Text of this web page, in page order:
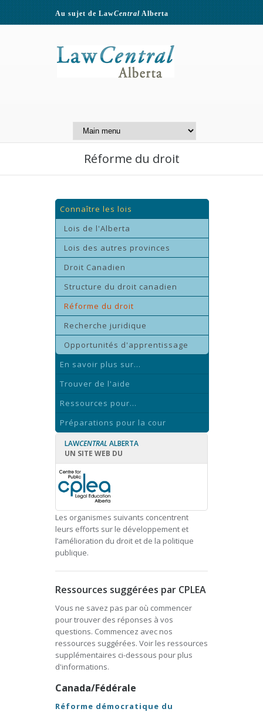
Au sujet de LawCentralAlberta
Réforme du droit
Connaître les lois
Lois de l'Alberta
Lois des autres provinces
Droit Canadien
Structure du droit canadien
Réforme du droit
Recherche juridique
Opportunités d'apprentissage
En savoir plus sur...
Trouver de l'aide
Ressources pour...
Préparations pour la cour
LAWCENTRAL ALBERTA
UN SITE WEB DU
Les organismes suivants concentrent
leurs efforts sur le développement et
l’amélioration du droit et de la politique
publique.
Ressources suggérées par CPLEA
Vous ne savez pas par où commencer
pour trouver des réponses à vos
questions. Commencez avec nos
ressources suggérées. Voir les ressources
supplémentaires ci-dessous pour plus
d'informations.
Canada/Fédérale
Réforme démocratique du